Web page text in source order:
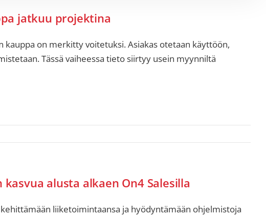
jatkuu projektina
kauppa on merkitty voitetuksi. Asiakas otetaan käyttöön,
Tässä vaiheessa tieto siirtyy usein myynniltä
alusta alkaen On4 Salesilla
liiketoimintaansa ja hyödyntämään ohjelmistoja